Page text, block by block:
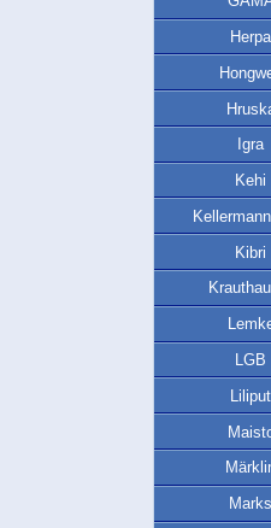
Herpa
Igra
Kehi
Kibri
LGB
Liliput
Marks